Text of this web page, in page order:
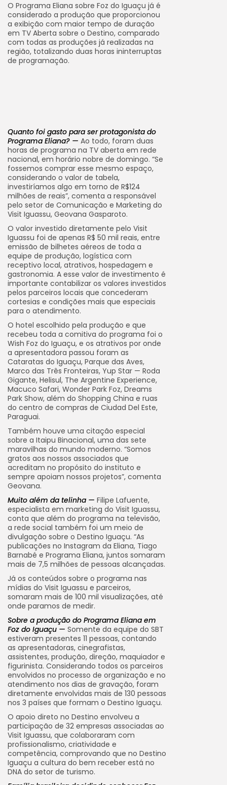
O Programa Eliana sobre Foz do Iguaçu já é
considerado a produção que proporcionou
a exibição com maior tempo de duração
em TV Aberta sobre o Destino, comparado
com todas as produções já realizadas na
região, totalizando duas horas ininterruptas
de programação.
Quanto foi gasto para ser protagonista do
Programa Eliana? — Ao todo, foram duas
horas de programa na TV aberta em rede
nacional, em horário nobre de domingo. “Se
fossemos comprar esse mesmo espaço,
considerando o valor de tabela,
investiríamos algo em torno de R$124
milhões de reais”, comenta a responsável
pelo setor de Comunicação e Marketing do
Visit Iguassu, Geovana Gasparoto.
O valor investido diretamente pelo Visit
Iguassu foi de apenas R$ 50 mil reais, entre
emissão de bilhetes aéreos de toda a
equipe de produção, logística com
receptivo local, atrativos, hospedagem e
gastronomia. A esse valor de investimento é
importante contabilizar os valores investidos
pelos parceiros locais que concederam
cortesias e condições mais que especiais
para o atendimento.
O hotel escolhido pela produção e que
recebeu toda a comitiva do programa foi o
Wish Foz do Iguaçu, e os atrativos por onde
a apresentadora passou foram as
Cataratas do Iguaçu, Parque das Aves,
Marco das Três Fronteiras, Yup Star — Roda
Gigante, Helisul, The Argentine Experience,
Macuco Safari, Wonder Park Foz, Dreams
Park Show, além do Shopping China e ruas
do centro de compras de Ciudad Del Este,
Paraguai.
Também houve uma citação especial
sobre a Itaipu Binacional, uma das sete
maravilhas do mundo moderno. “Somos
gratos aos nossos associados que
acreditam no propósito do instituto e
sempre apoiam nossos projetos”, comenta
Geovana.
Muito além da telinha — Filipe Lafuente,
especialista em marketing do Visit Iguassu,
conta que além do programa na televisão,
a rede social também foi um meio de
divulgação sobre o Destino Iguaçu. “As
publicações no Instagram da Eliana, Tiago
Barnabé e Programa Eliana, juntos somaram
mais de 7,5 milhões de pessoas alcançadas.
Já os conteúdos sobre o programa nas
mídias do Visit Iguassu e parceiros,
somaram mais de 100 mil visualizações, até
onde paramos de medir.
Sobre a produção do Programa Eliana em
Foz do Iguaçu — Somente da equipe do SBT
estiveram presentes 11 pessoas, contando
as apresentadoras, cinegrafistas,
assistentes, produção, direção, maquiador e
figurinista. Considerando todos os parceiros
envolvidos no processo de organização e no
atendimento nos dias de gravação, foram
diretamente envolvidas mais de 130 pessoas
nos 3 países que formam o Destino Iguaçu.
O apoio direto no Destino envolveu a
participação de 32 empresas associadas ao
Visit Iguassu, que colaboraram com
profissionalismo, criatividade e
competência, comprovando que no Destino
Iguaçu a cultura do bem receber está no
DNA do setor de turismo.